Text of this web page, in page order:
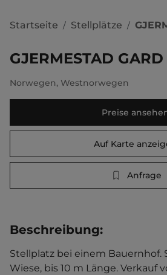
Startseite / Stellplätze /
GJERMESTAD GARD
Norwegen, Westnorwegen
Preise
Auf Karte
Anfrage
Beschreibung:
Stellplatz bei einem Bauernhof.
Wiese, bis 10 m Länge. Verkauf